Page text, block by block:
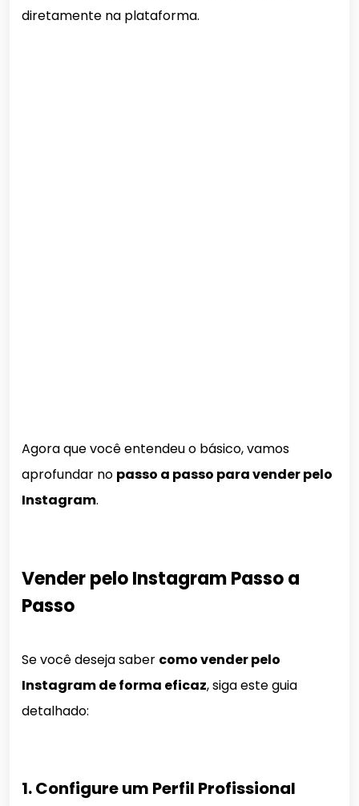
diretamente na plataforma.
Agora que você entendeu o básico, vamos
aprofundar no passo a passo para vender pelo
Instagram.
Vender pelo Instagram Passo a
Passo
Se você deseja saber como vender pelo
Instagram de forma eficaz, siga este guia
detalhado:
1. Configure um Perfil Profissional